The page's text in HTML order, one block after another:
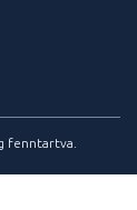
fenntartva.